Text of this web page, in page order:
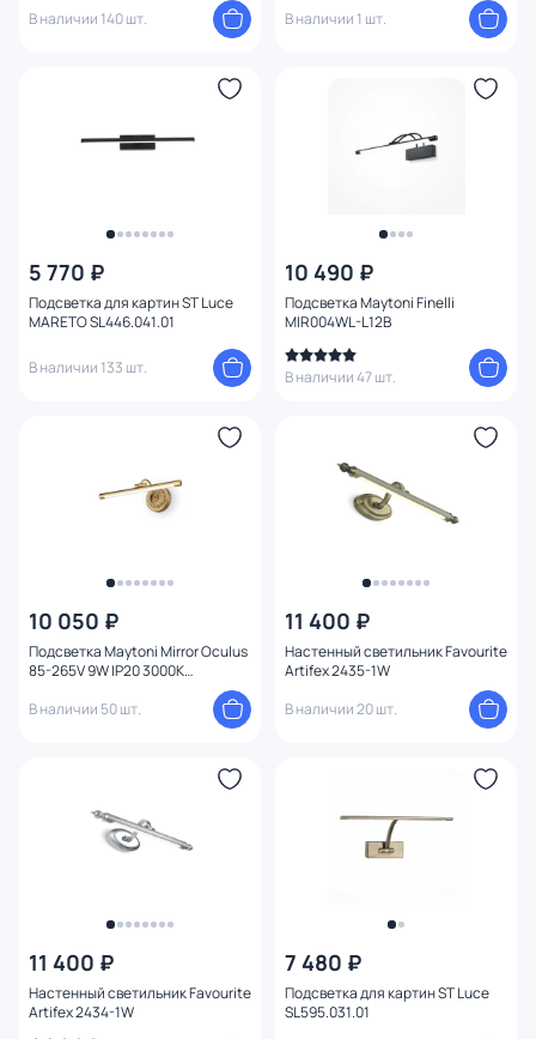
В наличии 140 шт. В наличии 1 шт.
5 770 ₽
Подсветка для картин ST Luce
MARETO SL446.041.01
В наличии 133 шт.
10 490 ₽
Подсветка Maytoni Finelli
MIR004WL-L12B
В наличии 47 шт.
10 050 ₽
Подсветка Maytoni Mirror Oculus
85-265V 9W IP20 3000K
В наличии 50 шт.
11 400 ₽
Настенный светильник Favourite
Artifex 2435-1W
В наличии 20 шт.
11 400 ₽
Настенный светильник Favourite
Artifex 2434-1W
7 480 ₽
Подсветка для картин ST Luce
SL595.031.01